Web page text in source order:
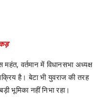
वर्तमान में विधानसभा अध्यक्ष
है। बेटा भी युवराज की तरह
भूमिका नहीं निभा रहा।